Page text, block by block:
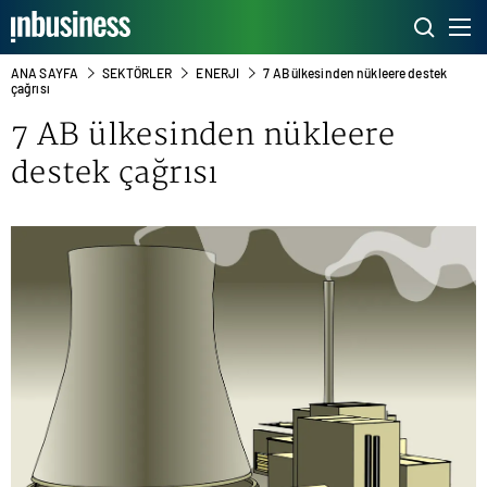
ANA SAYFA SEKTÖRLER ENERJI
7 AB ülkesinden nükleere destek
çağrısı
7 AB ülkesinden nükleere
destek çağrısı